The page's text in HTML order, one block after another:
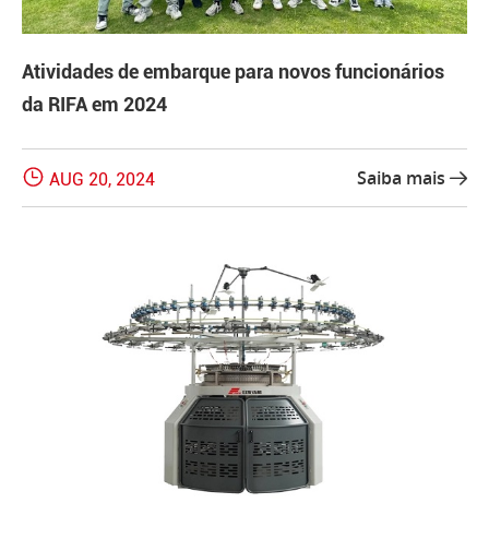
Atividades de embarque para novos funcionários
da RIFA em 2024
 AUG 20, 2024 Saiba mais 